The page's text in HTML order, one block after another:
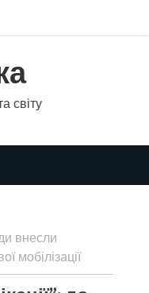
світу
внесли
мобілізації